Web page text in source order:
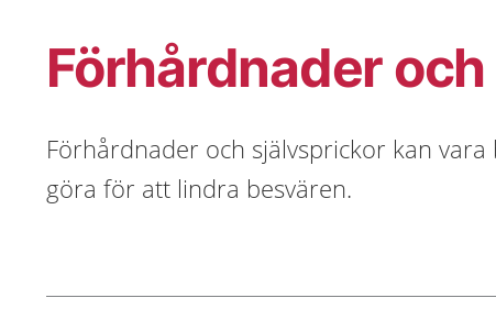
Förhårdnader
Förhårdnader och självsprickor kan
göra för att lindra besvären.